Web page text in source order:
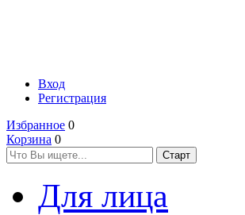
Вход
Регистрация
Избранное 0
Корзина 0
Для лица